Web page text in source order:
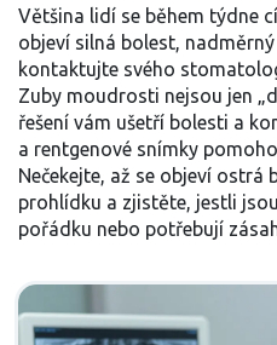
Většina lidí se během týdne
objeví silná bolest,
kontaktujte svého
Zuby moudrosti nejsou jen
řešení vám ušetří bolesti a
a rentgenové snímky
Nečekejte, až se objeví ostrá
prohlídku a zjistěte, jestli
pořádku nebo potřebují